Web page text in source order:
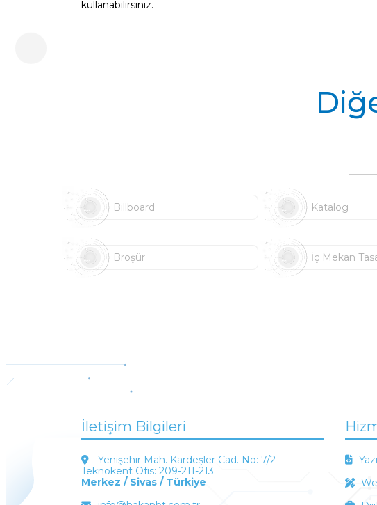
kullanabilirsiniz.
Billboard Katalog
Broşür İç Mekan
İletişim Bilgileri
Yenişehir Mah. Kardeşler Cad. No: 7/2
Teknokent Ofis: 209-211-213
Merkez / Sivas / Türkiye